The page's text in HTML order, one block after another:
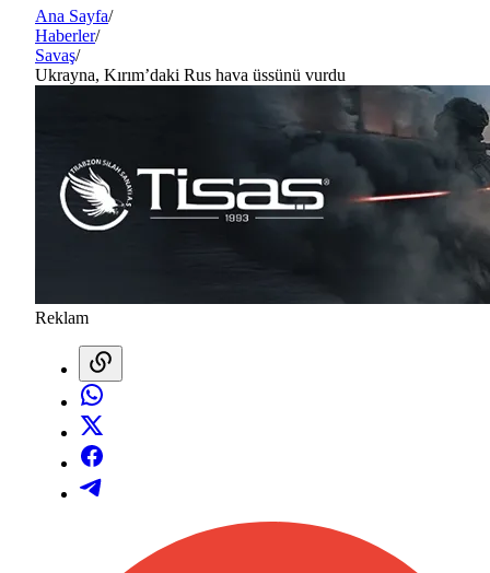
Ana Sayfa/
Haberler/
Savaş/
Ukrayna, Kırım’daki Rus hava üssünü vurdu
Reklam